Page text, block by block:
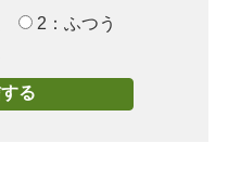
2：ふつう